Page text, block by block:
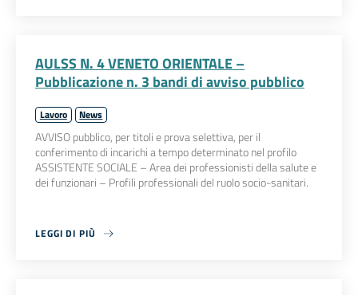
AULSS N. 4 VENETO ORIENTALE –
Pubblicazione n. 3 bandi di avviso pubblico
Lavoro News
AVVISO pubblico, per titoli e prova selettiva, per il
conferimento di incarichi a tempo determinato nel profilo
ASSISTENTE SOCIALE – Area dei professionisti della salute e
dei funzionari – Profili professionali del ruolo socio-sanitari.
LEGGI DI PIÙ